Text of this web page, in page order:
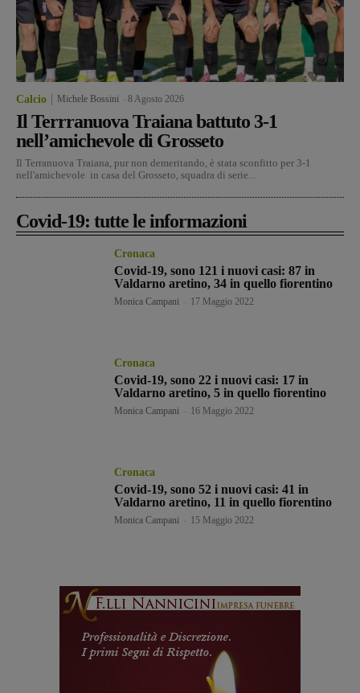
Calcio Michele Bossini 8 Agosto 2026
Il Terrranuova Traiana battuto 3-1
nell’amichevole di Grosseto
Il Terranuova Traiana, pur non demeritando, è stata sconfitto per 3-1
nell'amichevole in casa del Grosseto, squadra di serie...
Covid-19: tutte le informazioni
Cronaca
Covid-19, sono 121 i nuovi casi: 87 in
Valdarno aretino, 34 in quello fiorentino
Monica Campani 17 Maggio 2022
Cronaca
Covid-19, sono 22 i nuovi casi: 17 in
Valdarno aretino, 5 in quello fiorentino
Monica Campani 16 Maggio 2022
Cronaca
Covid-19, sono 52 i nuovi casi: 41 in
Valdarno aretino, 11 in quello fiorentino
Monica Campani 15 Maggio 2022